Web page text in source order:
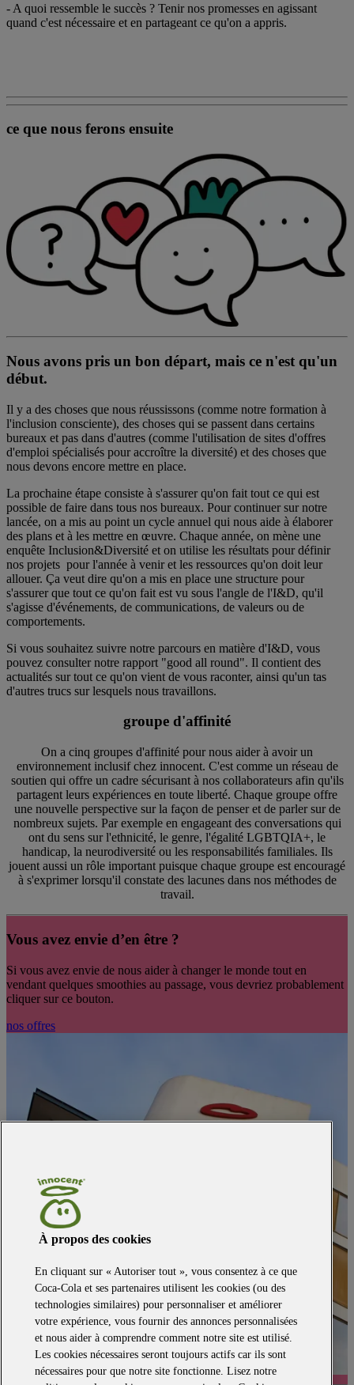
- A quoi ressemble le succès ? Tenir nos promesses en agissant
quand c'est nécessaire et en partageant ce qu'on a appris.
ce que nous ferons ensuite
Nous avons pris un bon départ, mais ce n'est qu'un
début.
Il y a des choses que nous réussissons (comme notre formation à
l'inclusion consciente), des choses qui se passent dans certains
bureaux et pas dans d'autres (comme l'utilisation de sites d'offres
d'emploi spécialisés pour accroître la diversité) et des choses que
nous devons encore mettre en place.
La prochaine étape consiste à s'assurer qu'on fait tout ce qui est
possible de faire dans tous nos bureaux. Pour continuer sur notre
lancée, on a mis au point un cycle annuel qui nous aide à élaborer
des plans et à les mettre en œuvre. Chaque année, on mène une
enquête Inclusion&Diversité et on utilise les résultats pour définir
nos projets pour l'année à venir et les ressources qu'on doit leur
allouer. Ça veut dire qu'on a mis en place une structure pour
s'assurer que tout ce qu'on fait est vu sous l'angle de l'I&D, qu'il
s'agisse d'événements, de communications, de valeurs ou de
comportements.
Si vous souhaitez suivre notre parcours en matière d'I&D, vous
pouvez consulter notre rapport "good all round". Il contient des
actualités sur tout ce qu'on vient de vous raconter, ainsi qu'un tas
d'autres trucs sur lesquels nous travaillons.
groupe d'affinité
On a cinq groupes d'affinité pour nous aider à avoir un
environnement inclusif chez innocent. C'est comme un réseau de
soutien qui offre un cadre sécurisant à nos collaborateurs afin qu'ils
partagent leurs expériences en toute liberté. Chaque groupe offre
une nouvelle perspective sur la façon de penser et de parler sur de
nombreux sujets. Par exemple en engageant des conversations qui
ont du sens sur l'ethnicité, le genre, l'égalité LGBTQIA+, le
handicap, la neurodiversité ou les responsabilités familiales. Ils
jouent aussi un rôle important puisque chaque groupe est encouragé
à s'exprimer lorsqu'il constate des lacunes dans nos méthodes de
travail.
Vous avez envie d’en être ?
Si vous avez envie de nous aider à changer le monde tout en
vendant quelques smoothies au passage, vous devriez probablement
cliquer sur ce bouton.
nos offres
À propos des cookies
En cliquant sur « Autoriser tout », vous consentez à ce que
Coca-Cola et ses partenaires utilisent les cookies (ou des
technologies similaires) pour personnaliser et améliorer
votre expérience, vous fournir des annonces personnalisées
et nous aider à comprendre comment notre site est utilisé.
Les cookies nécessaires seront toujours actifs car ils sont
nécessaires pour que notre site fonctionne. Lisez notre